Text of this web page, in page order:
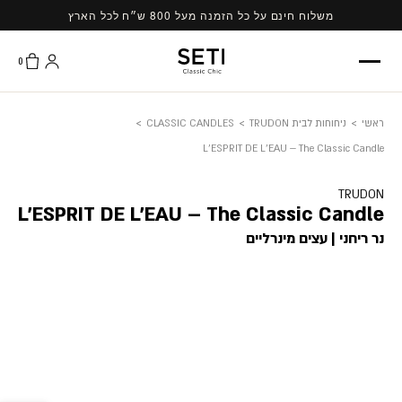
content
משלוח חינם על כל הזמנה מעל 800 ש״ח לכל הארץ
0
ראשי > ניחוחות לבית TRUDON >
CLASSIC CANDLES
>
L'ESPRIT DE L'EAU – The Classic Candle
TRUDON
L'ESPRIT DE L'EAU – The Classic Candle
נר ריחני | עצים מינרליים